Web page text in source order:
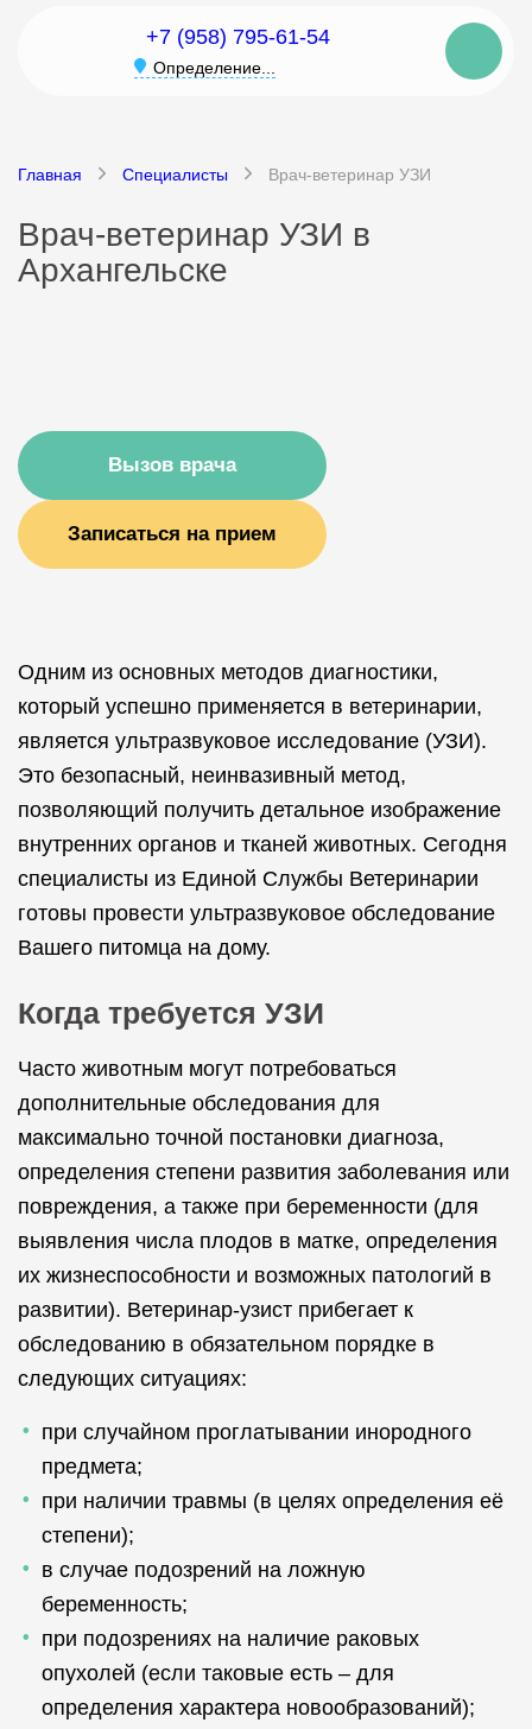
+7 (958) 795-61-54
Определение...
Главная Специалисты Врач-ветеринар УЗИ
Врач-ветеринар УЗИ в
Архангельске
Вызов врача
Записаться на прием
Одним из основных методов диагностики,
который успешно применяется в ветеринарии,
является ультразвуковое исследование (УЗИ).
Это безопасный, неинвазивный метод,
позволяющий получить детальное изображение
внутренних органов и тканей животных. Сегодня
специалисты из Единой Службы Ветеринарии
готовы провести ультразвуковое обследование
Вашего питомца на дому.
Когда требуется УЗИ
Часто животным могут потребоваться
дополнительные обследования для
максимально точной постановки диагноза,
определения степени развития заболевания или
повреждения, а также при беременности (для
выявления числа плодов в матке, определения
их жизнеспособности и возможных патологий в
развитии). Ветеринар-узист прибегает к
обследованию в обязательном порядке в
следующих ситуациях:
при случайном проглатывании инородного
предмета;
при наличии травмы (в целях определения её
степени);
в случае подозрений на ложную
беременность;
при подозрениях на наличие раковых
опухолей (если таковые есть – для
определения характера новообразований);